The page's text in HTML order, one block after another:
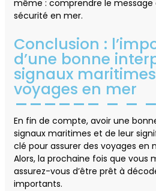
même : comprendre le message
sécurité en mer.
Conclusion :
d’une bonne
signaux
voyages en mer
En fin de compte, avoir une
signaux maritimes et de leur
clé pour assurer des voyages en
Alors, la prochaine fois que vous
assurez-vous d’être prêt à
importants.